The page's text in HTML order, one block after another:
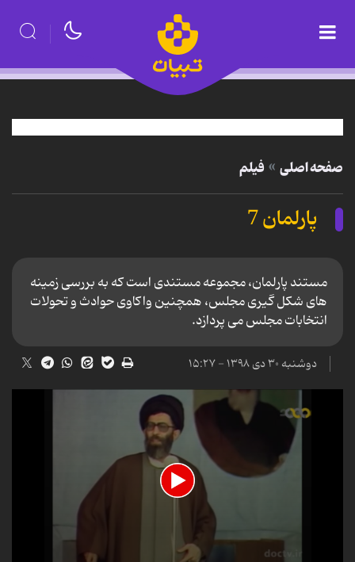
صفحه اصلی فیلم
پارلمان 7
مستند پارلمان، مجموعه مستندی است که به بررسی زمینه
های شکل گیری مجلس، همچنین واکاوی حوادث و تحولات
انتخابات مجلس می پردازد.
دوشنبه ۳۰ دی ۱۳۹۸ - ۱۵:۲۷